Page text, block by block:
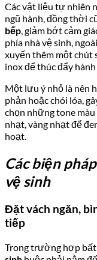
Các vật liệu tự nhiên
ngũ hành, đồng thời
bếp, giảm bớt cảm
phía nhà vệ sinh,
xuyến thêm một chút
inox để thúc đẩy
Một lưu ý nhỏ là nên
phản hoặc chói lóa,
chọn những tone
nhạt, vàng nhạt để
hoạt.
Các biện
vệ sinh
Đặt vách ngăn,
tiếp
Trong trường hợp bất